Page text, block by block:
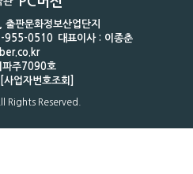
판문화정보산업단지
955-0510
대표이사 : 이종춘
파주7090호
업자번호조회]
Reserved.